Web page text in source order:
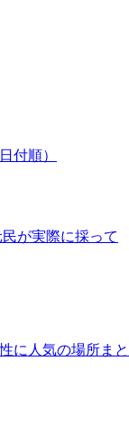
付順）
が実際に採って
に人気の場所まと